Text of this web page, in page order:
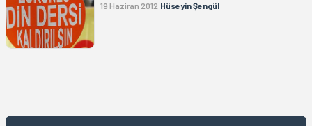
19 Haziran 2012 Hüseyin Şengül